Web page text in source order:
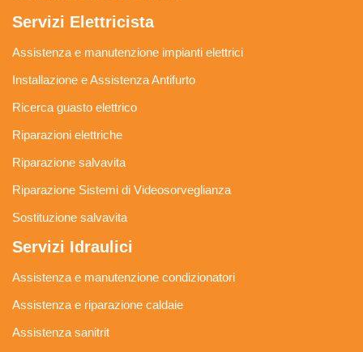
Servizi Elettricista
Assistenza e manutenzione impianti elettrici
Installazione e Assistenza Antifurto
Ricerca guasto elettrico
Riparazioni elettriche
Riparazione salvavita
Riparazione Sistemi di Videosorveglianza
Sostituzione salvavita
Servizi Idraulici
Assistenza e manutenzione condizionatori
Assistenza e riparazione caldaie
Assistenza sanitrit